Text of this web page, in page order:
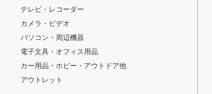
テレビ・レコーダー
カメラ・ビデオ
パソコン・周辺機器
電子文具・オフィス用品
カー用品・ホビー・アウトドア他
アウトレット